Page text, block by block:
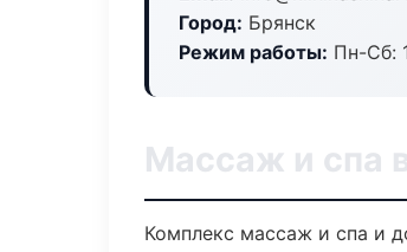
Город: Брянск
Режим работы: Пн-Сб:
Массаж и спа
Комплекс массаж и спа и